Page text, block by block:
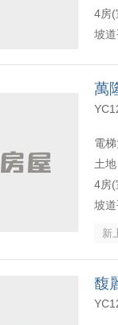
4房(
坡
萬
電
土
4房(
坡
新
馥